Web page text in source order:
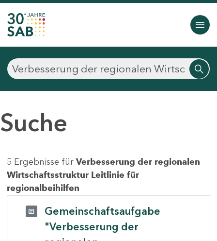
Suche
5 Ergebnisse für Verbesserung der regionalen
Wirtschaftsstruktur Leitlinie für
regionalbeihilfen
Gemeinschaftsaufgabe
"Verbesserung der